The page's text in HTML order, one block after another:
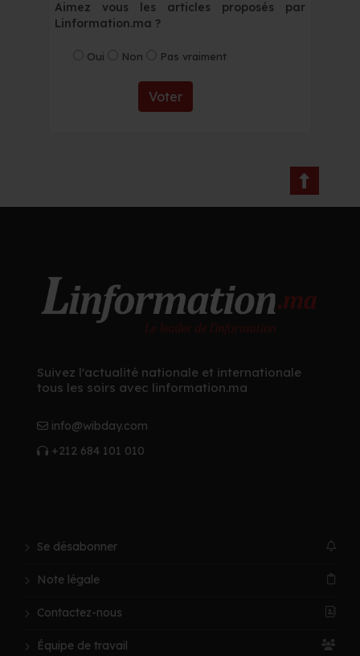
Aimez vous les articles proposés par
Linformation.ma ?
Oui Non Pas vraiment
Voter
Suivez l'actualité nationale et internationale
tous les soirs avec linformation.ma
info@wibday.com
+212 684 101 010
Se désabonner
Note légale
Contactez-nous
Équipe de travail